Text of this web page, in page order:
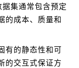
集通常包含预定
的成本、质量和
有的静态性和可
的交互式保证方